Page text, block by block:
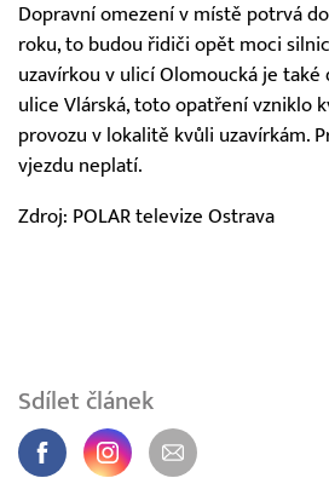
Dopravní omezení v místě potrvá
roku, to budou řidiči opět moci
uzavírkou v ulicí Olomoucká je také
ulice Vlárská, toto opatření vzniklo
provozu v lokalitě kvůli uzavírkám.
vjezdu neplatí.
Zdroj: POLAR televize Ostrava
Sdílet článek